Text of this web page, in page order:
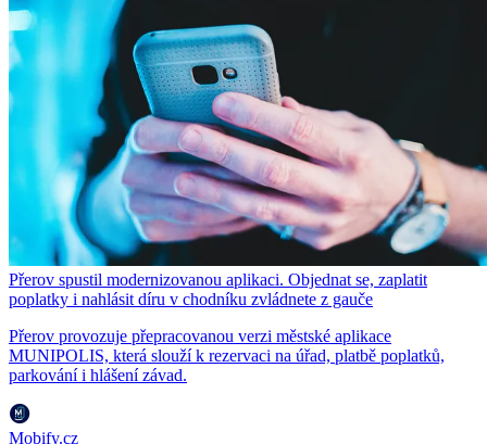
Přerov spustil modernizovanou aplikaci. Objednat se, zaplatit
poplatky i nahlásit díru v chodníku zvládnete z gauče
Přerov provozuje přepracovanou verzi městské aplikace
MUNIPOLIS, která slouží k rezervaci na úřad, platbě poplatků,
parkování i hlášení závad.
Mobify.cz